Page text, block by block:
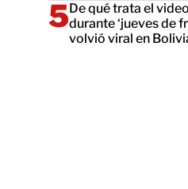
De qué trata el
durante ‘jueves de
volvió viral en